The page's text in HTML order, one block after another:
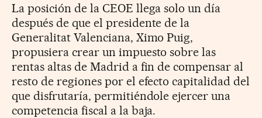
La posición de la CEOE llega solo un día
después de que el presidente de la
Generalitat Valenciana, Ximo Puig,
propusiera crear un impuesto sobre las
rentas altas de Madrid a fin de compensar al
resto de regiones por el efecto capitalidad del
que disfrutaría, permitiéndole ejercer una
competencia fiscal a la baja.